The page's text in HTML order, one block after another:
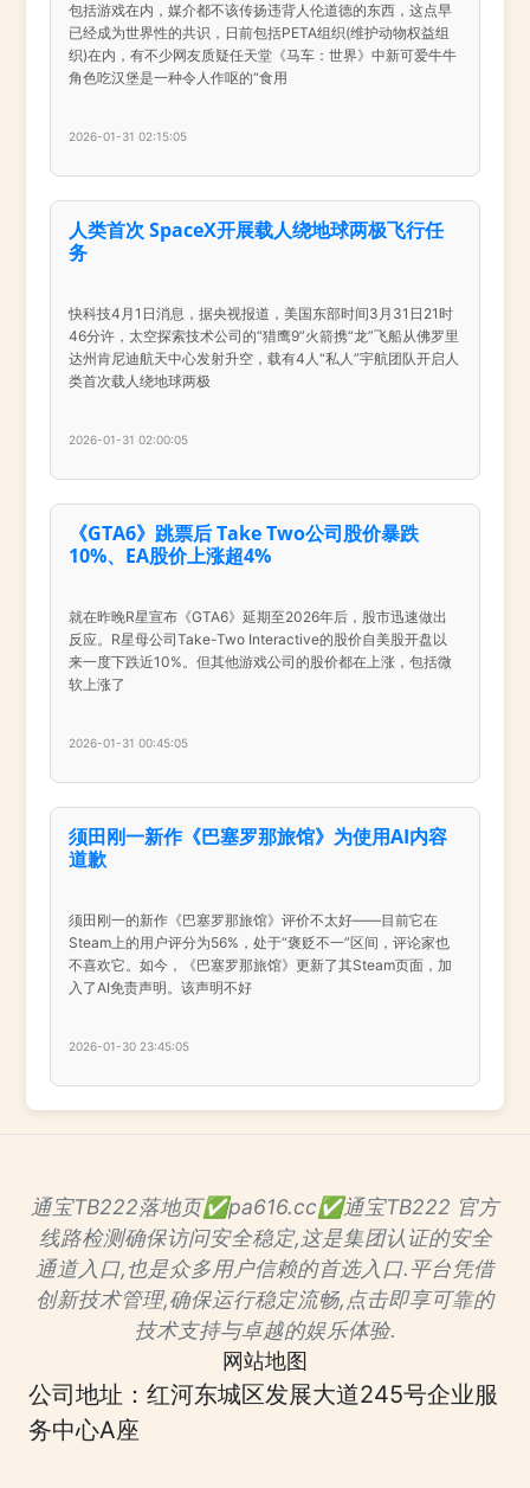
包括游戏在内，媒介都不该传扬违背人伦道德的东西，这点早
已经成为世界性的共识，日前包括PETA组织(维护动物权益组
织)在内，有不少网友质疑任天堂《马车：世界》中新可爱牛牛
角色吃汉堡是一种令人作呕的“食用
2026-01-31 02:15:05
人类首次 SpaceX开展载人绕地球两极飞行任
务
快科技4月1日消息，据央视报道，美国东部时间3月31日21时
46分许，太空探索技术公司的“猎鹰9”火箭携“龙”飞船从佛罗里
达州肯尼迪航天中心发射升空，载有4人“私人”宇航团队开启人
类首次载人绕地球两极
2026-01-31 02:00:05
《GTA6》跳票后 Take Two公司股价暴跌
10%、EA股价上涨超4%
就在昨晚R星宣布《GTA6》延期至2026年后，股市迅速做出
反应。R星母公司Take-Two Interactive的股价自美股开盘以
来一度下跌近10%。但其他游戏公司的股价都在上涨，包括微
软上涨了
2026-01-31 00:45:05
须田刚一新作《巴塞罗那旅馆》为使用AI内容
道歉
须田刚一的新作《巴塞罗那旅馆》评价不太好——目前它在
Steam上的用户评分为56%，处于“褒贬不一”区间，评论家也
不喜欢它。如今，《巴塞罗那旅馆》更新了其Steam页面，加
入了AI免责声明。该声明不好
2026-01-30 23:45:05
通宝TB222落地页✅pa616.cc✅通宝TB222 官方
线路检测确保访问安全稳定,这是集团认证的安全
通道入口,也是众多用户信赖的首选入口.平台凭借
创新技术管理,确保运行稳定流畅,点击即享可靠的
技术支持与卓越的娱乐体验.
网站地图
公司地址：红河东城区发展大道245号企业服
务中心A座